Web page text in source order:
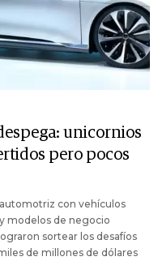
unicornios
pero pocos
con vehículos
modelos de negocio
sortear los desafíos
de millones de dólares